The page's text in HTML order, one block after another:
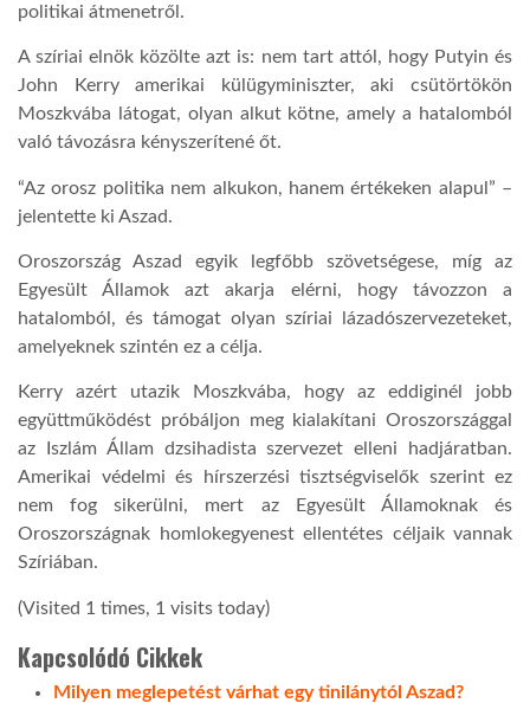
politikai átmenetről.
A szíriai elnök közölte azt is: nem tart attól, hogy Putyin és
John Kerry amerikai külügyminiszter, aki csütörtökön
Moszkvába látogat, olyan alkut kötne, amely a hatalomból
való távozásra kényszerítené őt.
“Az orosz politika nem alkukon, hanem értékeken alapul” –
jelentette ki Aszad.
Oroszország Aszad egyik legfőbb szövetségese, míg az
Egyesült Államok azt akarja elérni, hogy távozzon a
hatalomból, és támogat olyan szíriai lázadószervezeteket,
amelyeknek szintén ez a célja.
Kerry azért utazik Moszkvába, hogy az eddiginél jobb
együttműködést próbáljon meg kialakítani Oroszországgal
az Iszlám Állam dzsihadista szervezet elleni hadjáratban.
Amerikai védelmi és hírszerzési tisztségviselők szerint ez
nem fog sikerülni, mert az Egyesült Államoknak és
Oroszországnak homlokegyenest ellentétes céljaik vannak
Szíriában.
(Visited 1 times, 1 visits today)
Kapcsolódó Cikkek
Milyen meglepetést várhat egy tinilánytól Aszad?